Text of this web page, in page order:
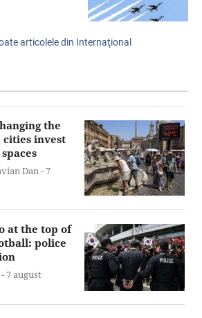
articolele din Internaţional
the
invest
Dan -7
at the top of
police
7 august